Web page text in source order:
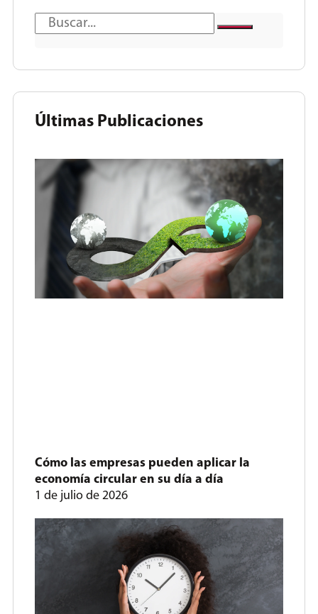
Últimas Publicaciones
Cómo las empresas pueden aplicar la
economía circular en su día a día
1 de julio de 2026